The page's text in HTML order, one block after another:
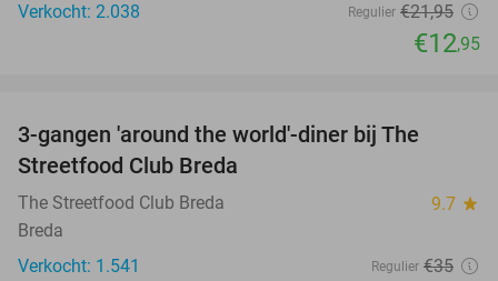
Verkocht: 2.038
Regulier €21,95
€12,95
3-gangen 'around the world'-diner bij The
Streetfood Club Breda
The Streetfood Club Breda 9.7 star
Breda
Verkocht: 1.541
Regulier €35